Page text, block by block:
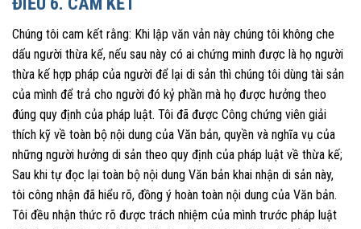
Chúng tôi cam kết rằng: Khi lập văn vản này chúng tôi không che
dấu người thừa kế, nếu sau này có ai chứng minh được là họ người
thừa kế hợp pháp của người để lại di sản thì chúng tôi dùng tài sản
của mình để trả cho người đó kỷ phần mà họ được hưởng theo
đúng quy định của pháp luật. Tôi đã được Công chứng viên giải
thích kỹ về toàn bộ nội dung của Văn bản, quyền và nghĩa vụ của
những người hưởng di sản theo quy định của pháp luật về thừa kế;
Sau khi tự đọc lại toàn bộ nội dung Văn bản khai nhận di sản này,
tôi công nhận đã hiểu rõ, đồng ý hoàn toàn nội dung của Văn bản.
Tôi đều nhận thức rõ được trách nhiệm của mình trước pháp luật